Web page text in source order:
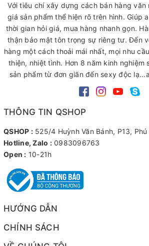
Với tiêu chí xây dựng cách bán hàng văn
giá sản phẩm thể hiện rõ trên hình. Giúp
thời gian hỏi giá, mua hàng nhanh gọn.
thận bảo mật tôn trọng sự riêng tư. Đến
hàng một cách thoải mái nhất, mọi nhu
thiện, nhiệt tình. Hơn 8 năm kinh nghiệm
sản phẩm từ đơn giãn đến sexy độc
THÔNG TIN QSHOP
QSHOP : 525/4 Huỳnh Văn Bánh, P13,
Hotline, Zalo : 0983096763
Open : 10-21h
HƯỚNG DẪN
CHÍNH SÁCH